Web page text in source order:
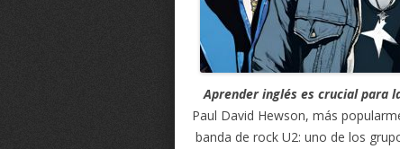
Aprender inglés es crucial para
Paul David Hewson, más
banda de rock U2: uno de los